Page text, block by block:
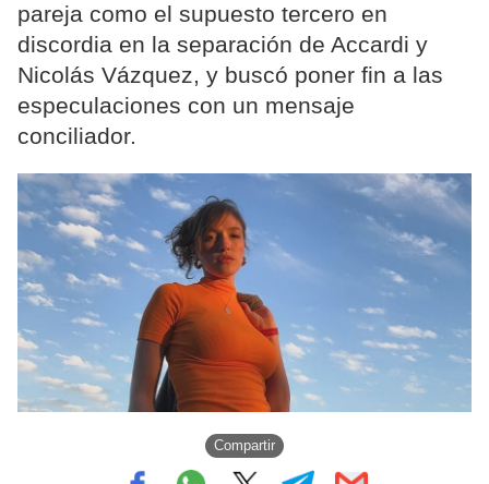
pareja como el supuesto tercero en
discordia en la separación de Accardi y
Nicolás Vázquez, y buscó poner fin a las
especulaciones con un mensaje
conciliador.
Compartir